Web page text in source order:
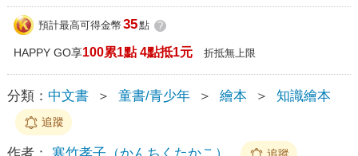
預計最高可得金幣 35點 ?
HAPPY GO享100累1點 4點抵1元 折抵無上限
分類： 中文書 ＞ 童書/青少年 ＞ 繪本 ＞ 知識繪本
追蹤
作者： 寒竹孝子（かんちくたかこ） 追蹤